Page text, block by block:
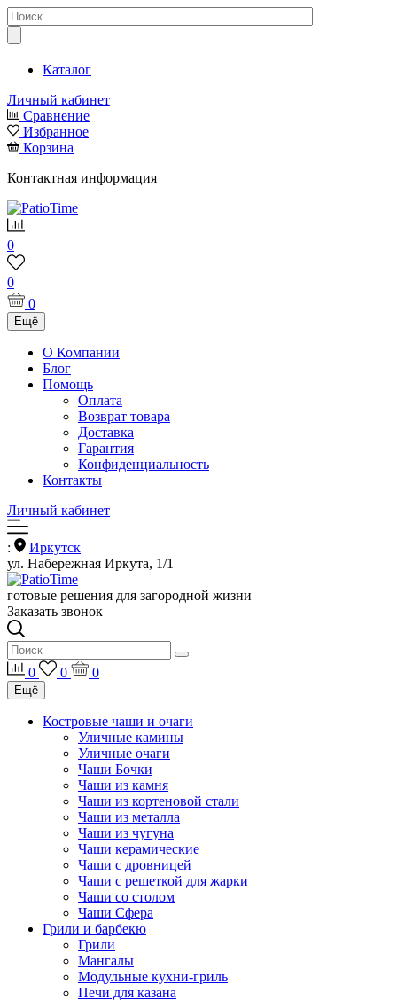
Каталог
Личный кабинет
Сравнение
Избранное
Корзина
Контактная информация
0
0
0
Ещё
О Компании
Блог
Помощь
Оплата
Возврат товара
Доставка
Гарантия
Конфиденциальность
Контакты
Личный кабинет
:
Иркутск
ул. Набережная Иркута, 1/1
готовые решения для загородной жизни
Заказать звонок
0 0 0
Ещё
Костровые чаши и очаги
Уличные камины
Уличные очаги
Чаши Бочки
Чаши из камня
Чаши из кортеновой стали
Чаши из металла
Чаши из чугуна
Чаши керамические
Чаши с дровницей
Чаши с решеткой для жарки
Чаши со столом
Чаши Сфера
Грили и барбекю
Грили
Мангалы
Модульные кухни-гриль
Печи для казана